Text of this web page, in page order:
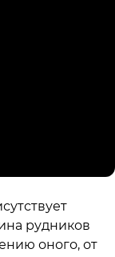
рудников
оного, от